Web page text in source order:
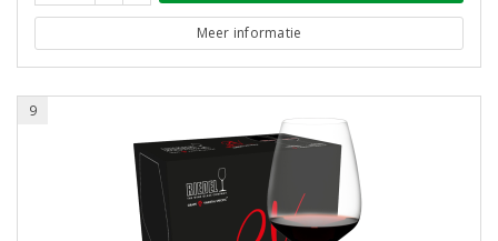
Meer informatie
9